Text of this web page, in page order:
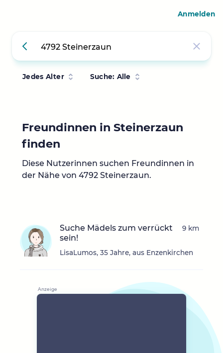
Jedes Alter Suche: Alle
Freundinnen in Steinerzaun
finden
Diese Nutzerinnen suchen Freundinnen in
der Nähe von 4792 Steinerzaun.
Suche Mädels zum verrückt
sein!
LisaLumos, 35 Jahre, aus Enzenkirchen
9 km
Anmelden